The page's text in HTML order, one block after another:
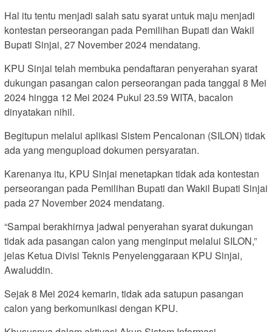
Hal itu tentu menjadi salah satu syarat untuk maju menjadi
kontestan perseorangan pada Pemilihan Bupati dan Wakil
Bupati Sinjai, 27 November 2024 mendatang.
KPU Sinjai telah membuka pendaftaran penyerahan syarat
dukungan pasangan calon perseorangan pada tanggal 8 Mei
2024 hingga 12 Mei 2024 Pukul 23.59 WITA, bacalon
dinyatakan nihil.
Begitupun melalui aplikasi Sistem Pencalonan (SILON) tidak
ada yang mengupload dokumen persyaratan.
Karenanya itu, KPU Sinjai menetapkan tidak ada kontestan
perseorangan pada Pemilihan Bupati dan Wakil Bupati Sinjai
pada 27 November 2024 mendatang.
“Sampai berakhirnya jadwal penyerahan syarat dukungan
tidak ada pasangan calon yang menginput melalui SILON,”
jelas Ketua Divisi Teknis Penyelenggaraan KPU Sinjai,
Awaluddin.
Sejak 8 Mei 2024 kemarin, tidak ada satupun pasangan
calon yang berkomunikasi dengan KPU.